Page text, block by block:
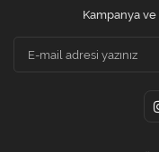
Kampanya